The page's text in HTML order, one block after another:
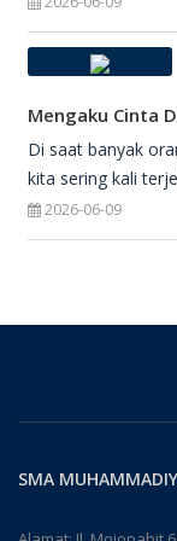
Di saat banyak
kita sering kali
2026-06-09
SMA